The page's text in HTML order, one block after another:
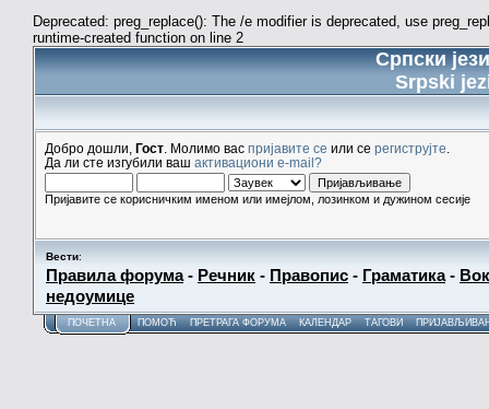
Deprecated: preg_replace(): The /e modifier is deprecated, use
runtime-created function on line 2
Српски
Srpski
Добро дошли, Гост . Молимо вас пријавите се или се региструјте
Да ли сте изгубили ваш активациони e-mail?
Пријавите се корисничким именом или имејлом, лозинком и дужином сесије
Вести:
Правила форума- Речник - Правопис - Граматика-
недоумице
ПОЧЕТНА ПОМОЋ ПРЕТРАГА ФОРУМА КАЛЕНДАР ТАГОВИ